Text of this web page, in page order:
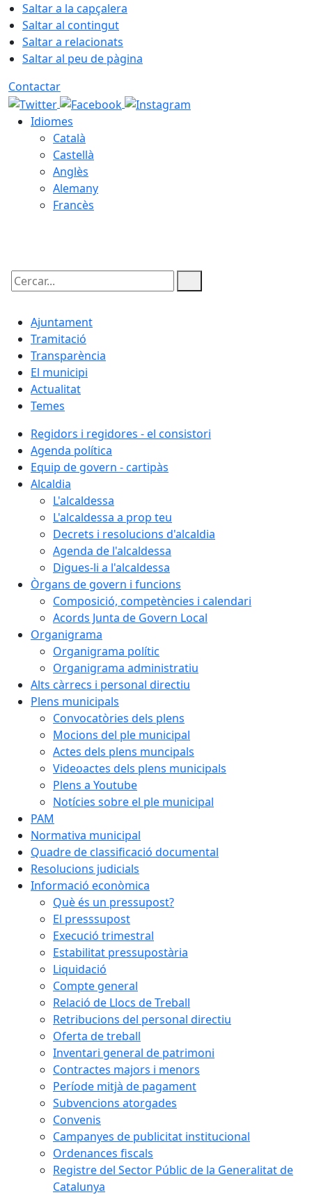
Saltar a la capçalera
Saltar al contingut
Saltar a relacionats
Saltar al peu de pàgina
Contactar
Idiomes
Català
Castellà
Anglès
Alemany
Francès
Cercar:
Ajuntament
Tramitació
Transparència
El municipi
Actualitat
Temes
Regidors i regidores - el consistori
Agenda política
Equip de govern - cartipàs
Alcaldia
L'alcaldessa
L'alcaldessa a prop teu
Decrets i resolucions d'alcaldia
Agenda de l'alcaldessa
Digues-li a l'alcaldessa
Òrgans de govern i funcions
Composició, competències i calendari
Acords Junta de Govern Local
Organigrama
Organigrama polític
Organigrama administratiu
Alts càrrecs i personal directiu
Plens municipals
Convocatòries dels plens
Mocions del ple municipal
Actes dels plens muncipals
Videoactes dels plens municipals
Plens a Youtube
Notícies sobre el ple municipal
PAM
Normativa municipal
Quadre de classificació documental
Resolucions judicials
Informació econòmica
Què és un pressupost?
El presssupost
Execució trimestral
Estabilitat pressupostària
Liquidació
Compte general
Relació de Llocs de Treball
Retribucions del personal directiu
Oferta de treball
Inventari general de patrimoni
Contractes majors i menors
Període mitjà de pagament
Subvencions atorgades
Convenis
Campanyes de publicitat institucional
Ordenances fiscals
Registre del Sector Públic de la Generalitat de
Catalunya